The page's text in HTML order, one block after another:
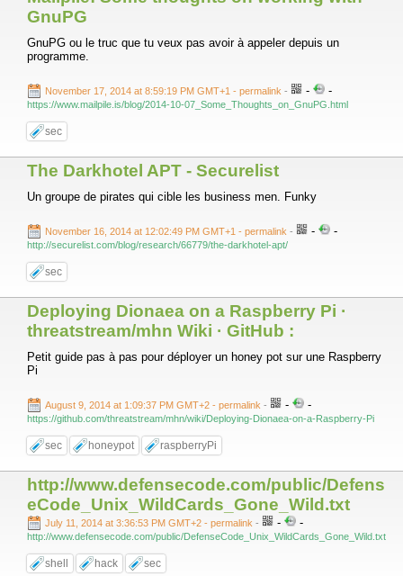
GnuPG
GnuPG ou le truc que tu veux pas avoir à appeler depuis un
programme.
November 17, 2014 at 8:59:19 PM GMT+1 - permalink - - -
https://www.mailpile.is/blog/2014-10-07_Some_Thoughts_on_GnuPG.html
sec
The Darkhotel APT - Securelist
Un groupe de pirates qui cible les business men. Funky
November 16, 2014 at 12:02:49 PM GMT+1 - permalink - - -
http://securelist.com/blog/research/66779/the-darkhotel-apt/
sec
Deploying Dionaea on a Raspberry Pi ·
threatstream/mhn Wiki · GitHub :
Petit guide pas à pas pour déployer un honey pot sur une Raspberry
Pi
August 9, 2014 at 1:09:37 PM GMT+2 - permalink - - -
https://github.com/threatstream/mhn/wiki/Deploying-Dionaea-on-a-Raspberry-Pi
sec honeypot raspberryPi
http://www.defensecode.com/public/Defens
eCode_Unix_WildCards_Gone_Wild.txt
July 11, 2014 at 3:36:53 PM GMT+2 - permalink - - -
http://www.defensecode.com/public/DefenseCode_Unix_WildCards_Gone_Wild.txt
shell hack sec